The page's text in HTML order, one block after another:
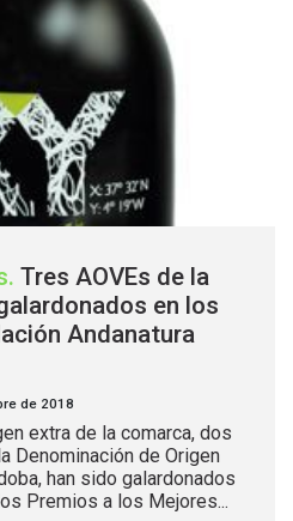
. Tres AOVEs de la
en los
Andanatura
de 2018
extra de la comarca, dos
Denominación de Origen
han sido galardonados
Premios a los Mejores...